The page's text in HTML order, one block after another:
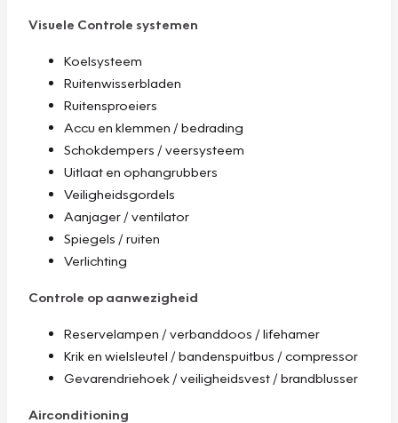
Visuele Controle systemen
Koelsysteem
Ruitenwisserbladen
Ruitensproeiers
Accu en klemmen / bedrading
Schokdempers / veersysteem
Uitlaat en ophangrubbers
Veiligheidsgordels
Aanjager / ventilator
Spiegels / ruiten
Verlichting
Controle op aanwezigheid
Reservelampen / verbanddoos / lifehamer
Krik en wielsleutel / bandenspuitbus / compressor
Gevarendriehoek / veiligheidsvest / brandblusser
Airconditioning